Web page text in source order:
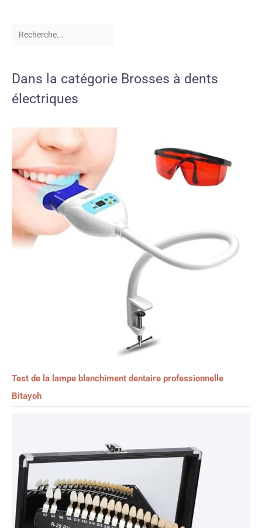
Dans la catégorie Brosses à dents
électriques
Test de la lampe blanchiment dentaire professionnelle
Bitayoh